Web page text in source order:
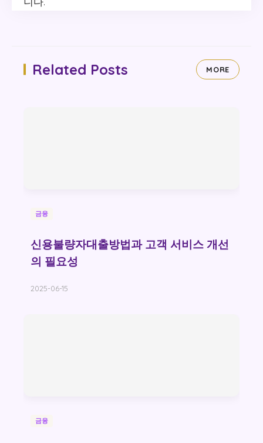
Related Posts MORE
금융
신용불량자대출방법과 고객 서비스 개선
의 필요성
2025-06-15
금융